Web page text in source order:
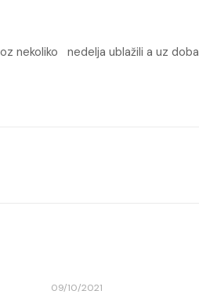
nekoliko nedelja ublažili a uz
09/10/2021